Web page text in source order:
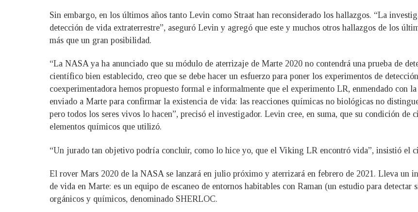
Sin embargo, en los últimos años tanto Levin como Straat han reconsiderado los hallazgos. “La
detección de vida extraterrestre”, aseguró Levin y agregó que este y muchos otros hallazgos de los
más que un gran posibilidad.
“La NASA ya ha anunciado que su módulo de aterrizaje de Marte 2020 no contendrá una prueba de
científico bien establecido, creo que se debe hacer un esfuerzo para poner los experimentos de
coexperimentadora hemos propuesto formal e informalmente que el experimento LR, enmendado con
enviado a Marte para confirmar la existencia de vida: las reacciones químicas no biológicas no
pero todos los seres vivos lo hacen”, precisó el investigador. Levin cree, en suma, que su condición
elementos químicos que utilizó.
“Un jurado tan objetivo podría concluir, como lo hice yo, que el Viking LR encontró vida”, insistió el
El rover Mars 2020 de la NASA se lanzará en julio próximo y aterrizará en febrero de 2021. Lleva un
de vida en Marte: es un equipo de escaneo de entornos habitables con Raman (un estudio para
orgánicos y químicos, denominado SHERLOC.